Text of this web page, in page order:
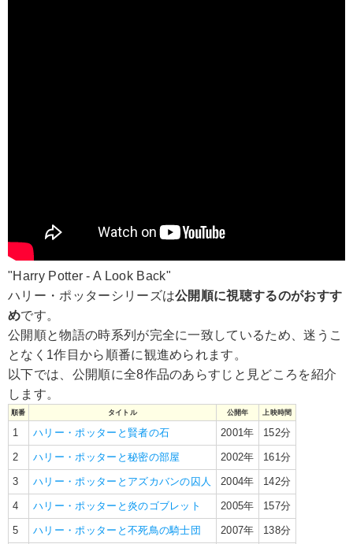
"Harry Potter - A Look Back"
ハリー・ポッターシリーズは公開順に視聴するのがおすす
めです。
公開順と物語の時系列が完全に一致しているため、迷うこ
となく1作目から順番に観進められます。
以下では、公開順に全8作品のあらすじと見どころを紹介
します。
順番 タイトル 公開年 上映時間
1 ハリー・ポッターと賢者の石 2001年 152分
2 ハリー・ポッターと秘密の部屋 2002年 161分
3 ハリー・ポッターとアズカバンの囚人 2004年 142分
4 ハリー・ポッターと炎のゴブレット 2005年 157分
5 ハリー・ポッターと不死鳥の騎士団 2007年 138分